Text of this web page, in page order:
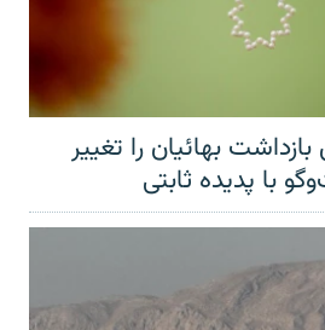
بهائیان را تغییر
با پدیده ثابتی